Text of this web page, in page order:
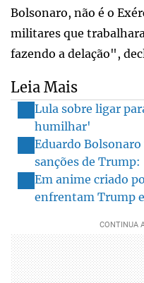
Bolsonaro, não é o
militares que
fazendo a delação",
Leia Mais
Lula sobre ligar
humilhar'
Eduardo
sanções de
Em anime criado
enfrentam Trump